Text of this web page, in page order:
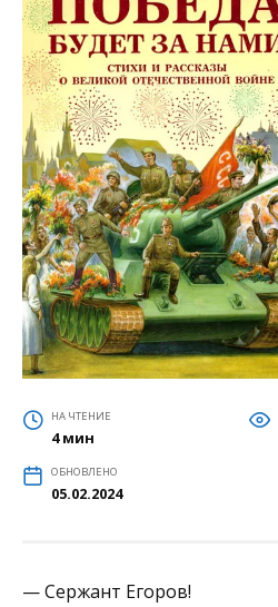
НА ЧТЕНИЕ
4 мин
ОБНОВЛЕНО
05.02.2024
— Сержант Егоров!